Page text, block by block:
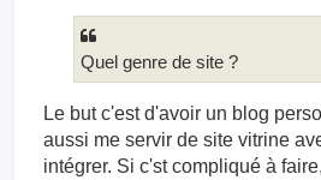
Quel genre de site ?
Le but c'est d'avoir un blog
aussi me servir de site vitrine
intégrer. Si c'st compliqué à